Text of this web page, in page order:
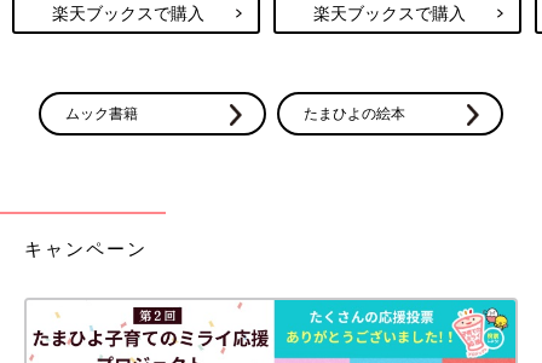
楽天ブックスで購入 楽天ブックスで購入
ムック書籍 たまひよの絵本
キャンペーン